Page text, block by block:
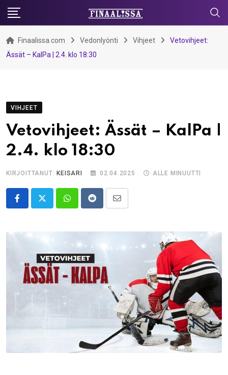
Skip
content
Finaalissa.com Vedonlyönti Vihjeet
Vetovihjeet:
Ässät – KalPa | 2.4. klo 18:30
VIHJEET
Vetovihjeet: Ässät – KalPa |
2.4. klo 18:30
KIRJOITTANUT: KEISARI 02.04.2025 ALLE MINUUTTI
WhatsappRedditShare
Email